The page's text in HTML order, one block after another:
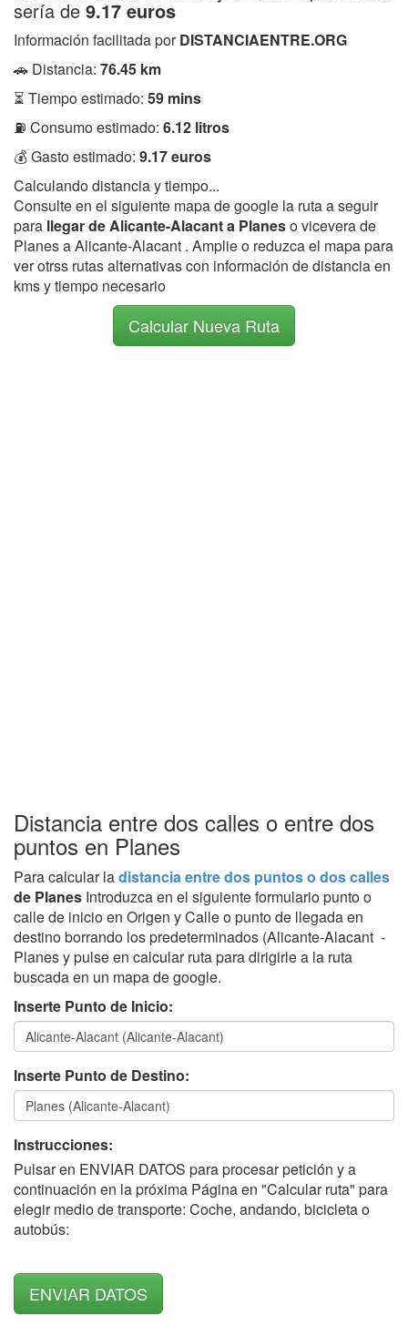
sería de 9.17 euros
Información facilitada porDISTANCIAENTRE.ORG
🚗 Distancia: 76.45 km
⏳ Tiempo estimado: 59 mins
⛽ Consumo estimado: 6.12 litros
💰 Gasto estimado: 9.17 euros
Calculando distancia y tiempo...
Consulte en el siguiente mapa de google la ruta a seguir
para llegar de Alicante-Alacant a Planeso vicevera de
Planes a Alicante-Alacant . Amplie o reduzca el mapa para
ver otrss rutas alternativas con información de distancia en
kms y tiempo necesario
Calcular Nueva Ruta
Distancia entre dos calles o entre dos
puntos en Planes
Para calcular ladistancia entre dos puntos o dos calles
de Planes Introduzca en el siguiente formulario punto o
calle de inicio en Origen y Calle o punto de llegada en
destino borrando los predeterminados (Alicante-Alacant -
Planes y pulse en calcular ruta para dirigirle a la ruta
buscada en un mapa de google.
Inserte Punto de Inicio:
Inserte Punto de Destino:
Instrucciones:
Pulsar en ENVIAR DATOS para procesar petición y a
continuación en la próxima Página en "Calcular ruta" para
elegir medio de transporte: Coche, andando, bicicleta o
autobús: